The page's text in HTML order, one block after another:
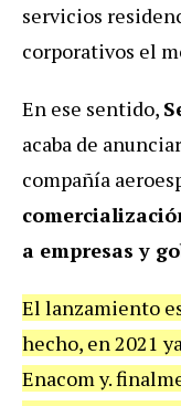
servicios
corporativos el
En ese sentido,
acaba de
compañía
a empresas y
El lanzamiento
hecho, en 2021
Enacom y.